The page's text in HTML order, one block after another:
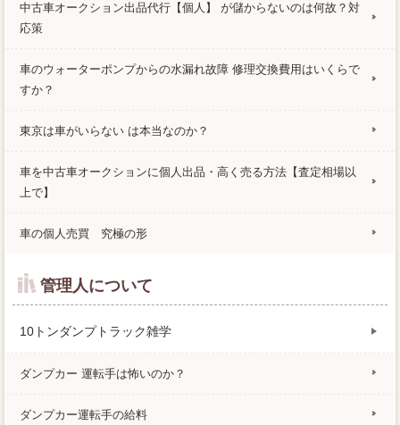
中古車オークション出品代行【個人】 が儲からないのは何故？対
応策
車のウォーターポンプからの水漏れ故障 修理交換費用はいくらで
すか？
東京は車がいらない は本当なのか？
車を中古車オークションに個人出品・高く売る方法【査定相場以
上で】
車の個人売買 究極の形
管理人について
10トンダンプトラック雑学
ダンプカー 運転手は怖いのか？
ダンプカー運転手の給料